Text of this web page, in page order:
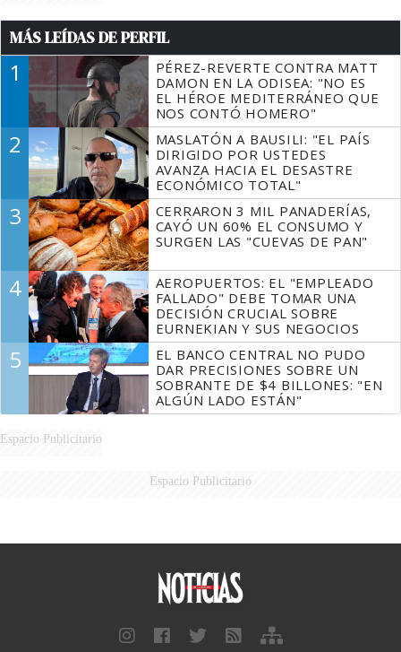
MÁS LEÍDAS DE PERFIL
1
PÉREZ-REVERTE CONTRA MATT
DAMON EN LA ODISEA: "NO ES
EL HÉROE MEDITERRÁNEO QUE
NOS CONTÓ HOMERO"
2
MASLATÓN A BAUSILI: "EL PAÍS
DIRIGIDO POR USTEDES
AVANZA HACIA EL DESASTRE
ECONÓMICO TOTAL"
3
CERRARON 3 MIL PANADERÍAS,
CAYÓ UN 60% EL CONSUMO Y
SURGEN LAS "CUEVAS DE PAN"
4
AEROPUERTOS: EL "EMPLEADO
FALLADO" DEBE TOMAR UNA
DECISIÓN CRUCIAL SOBRE
EURNEKIAN Y SUS NEGOCIOS
5
EL BANCO CENTRAL NO PUDO
DAR PRECISIONES SOBRE UN
SOBRANTE DE $4 BILLONES: "EN
ALGÚN LADO ESTÁN"
Espacio Publicitario
Espacio Publicitario